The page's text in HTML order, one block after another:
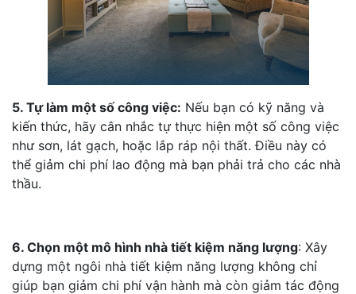
5. Tự làm một số công việc: Nếu bạn có kỹ năng và
kiến thức, hãy cân nhắc tự thực hiện một số công việc
như sơn, lát gạch, hoặc lắp ráp nội thất. Điều này có
thể giảm chi phí lao động mà bạn phải trả cho các nhà
thầu.
6. Chọn một mô hình nhà tiết kiệm năng lượng: Xây
dựng một ngôi nhà tiết kiệm năng lượng không chỉ
giúp bạn giảm chi phí vận hành mà còn giảm tác động